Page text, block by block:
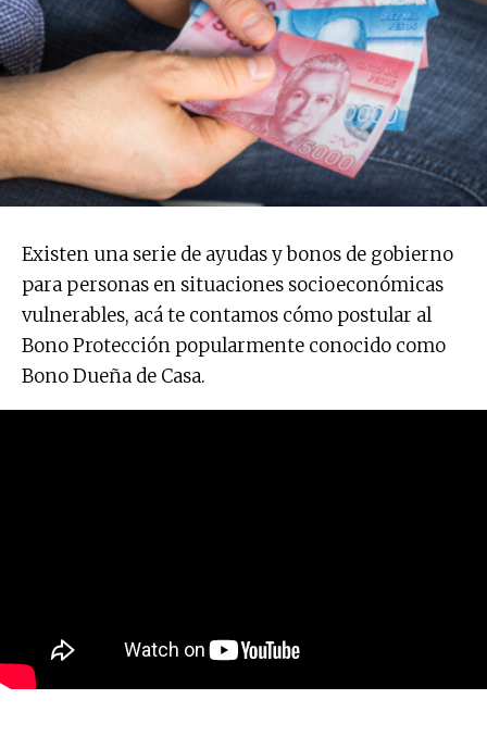
Existen una serie de ayudas y bonos de gobierno
para personas en situaciones socioeconómicas
vulnerables, acá te contamos cómo postular al
Bono Protección popularmente conocido como
Bono Dueña de Casa.